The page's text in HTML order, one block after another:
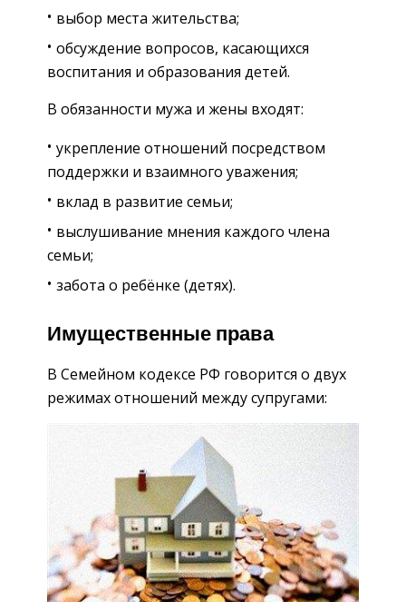
выбор места жительства;
обсуждение вопросов, касающихся
воспитания и образования детей.
В обязанности мужа и жены входят:
укрепление отношений посредством
поддержки и взаимного уважения;
вклад в развитие семьи;
выслушивание мнения каждого члена
семьи;
забота о ребёнке (детях).
Имущественные права
В Семейном кодексе РФ говорится о двух
режимах отношений между супругами: